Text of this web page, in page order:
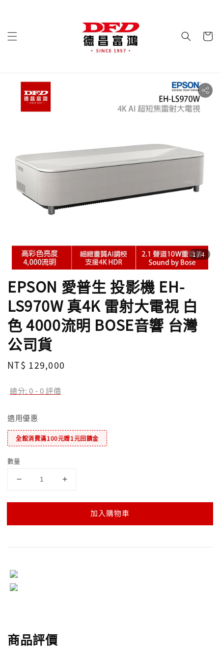
1/4
EPSON 愛普生 投影機 EH-
LS970W 真4K 雷射大電視 白
色 4000流明 BOSE音響 台灣
公司貨
Regular
NT$ 129,000
總分:0 -0評價
適用優惠
全館消費滿100元贈1元回饋金
數量
加入購物車
商品評價